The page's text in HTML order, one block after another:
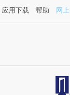
应用下载 帮助 网